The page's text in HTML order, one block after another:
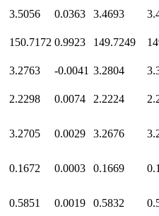
3.5056 0.0363 3.4693
150.7172 0.9923 149.7249
3.2763 -0.0041 3.2804
2.2298 0.0074 2.2224
3.2705 0.0029 3.2676
0.1672 0.0003 0.1669
0.5851 0.0019 0.5832